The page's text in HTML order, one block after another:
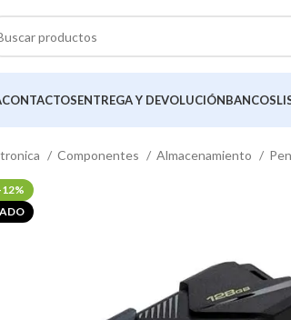
CONTACTOSENTREGA Y DEVOLUCIÓNBANCOS
Componentes Almacenamiento